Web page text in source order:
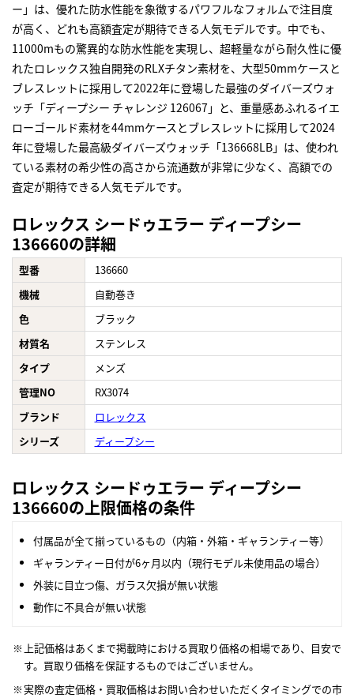
ー」は、優れた防水性能を象徴するパワフルなフォルムで注目度
が高く、どれも高額査定が期待できる人気モデルです。中でも、
11000mもの驚異的な防水性能を実現し、超軽量ながら耐久性に優
れたロレックス独自開発のRLXチタン素材を、大型50mmケースと
ブレスレットに採用して2022年に登場した最強のダイバーズウォ
ッチ「ディープシー チャレンジ 126067」と、重量感あふれるイエ
ローゴールド素材を44mmケースとブレスレットに採用して2024
年に登場した最高級ダイバーズウォッチ「136668LB」は、使われ
ている素材の希少性の高さから流通数が非常に少なく、高額での
査定が期待できる人気モデルです。
ロレックス シードゥエラー ディープシー
136660の詳細
型番
136660
機械
自動巻き
色
ブラック
材質名
ステンレス
タイプ
メンズ
管理NO
RX3074
ブランド
ロレックス
シリーズ
ディープシー
ロレックス シードゥエラー ディープシー
136660の上限価格の条件
付属品が全て揃っているもの（内箱・外箱・ギャランティー等）
ギャランティー日付が6ヶ月以内（現行モデル未使用品の場合）
外装に目立つ傷、ガラス欠損が無い状態
動作に不具合が無い状態
上記価格はあくまで掲載時における買取り価格の相場であり、目安で
す。買取り価格を保証するものではございません。
実際の査定価格・買取価格はお問い合わせいただくタイミングでの市